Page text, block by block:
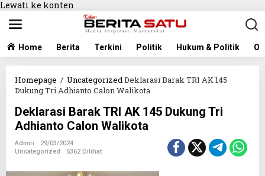
Lewati ke konten
Home Berita Terkini Politik Hukum & Politik
Homepage / UncategorizedDeklarasi Barak TRI AK 145
Dukung Tri Adhianto Calon Walikota
Deklarasi Barak TRI AK 145 Dukung Tri
Adhianto Calon Walikota
Admin
29/03/2024
Uncategorized
5362 Dilihat